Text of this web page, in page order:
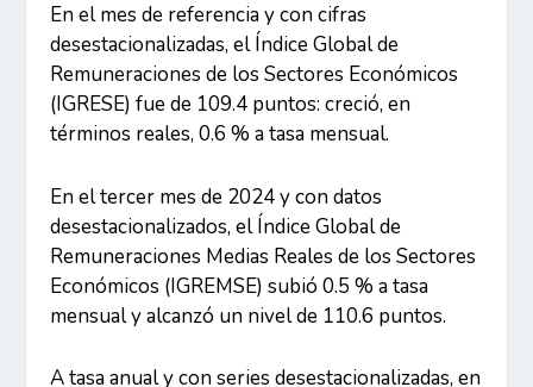
En el mes de referencia y con cifras
desestacionalizadas, el Índice Global de
Remuneraciones de los Sectores Económicos
(IGRESE) fue de 109.4 puntos: creció, en
términos reales, 0.6 % a tasa mensual.
En el tercer mes de 2024 y con datos
desestacionalizados, el Índice Global de
Remuneraciones Medias Reales de los Sectores
Económicos (IGREMSE) subió 0.5 % a tasa
mensual y alcanzó un nivel de 110.6 puntos.
A tasa anual y con series desestacionalizadas, en